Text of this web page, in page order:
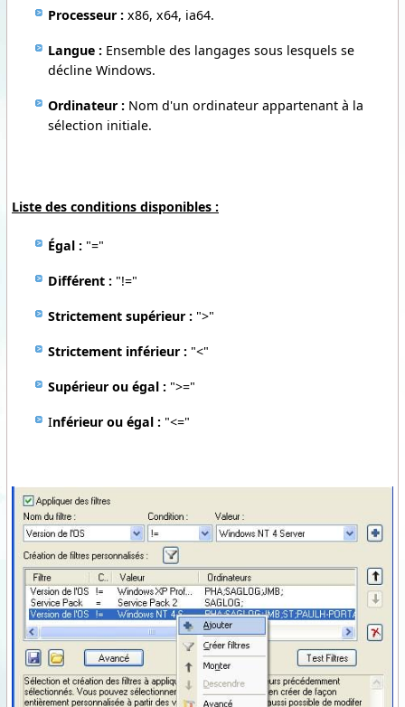
Processeur : x86, x64, ia64.
Langue : Ensemble des langages sous lesquels se
décline Windows.
Ordinateur : Nom d'un ordinateur appartenant à la
sélection initiale.
Liste des conditions disponibles :
Égal : "="
Différent : "!="
Strictement supérieur : ">"
Strictement inférieur : "<"
Supérieur ou égal : ">="
Inférieur ou égal : "<="